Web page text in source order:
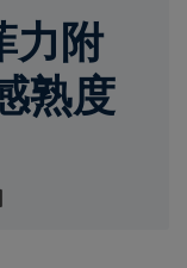
力附
熟度